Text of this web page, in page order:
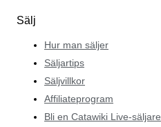
Sälj
Hur man säljer
Säljartips
Säljvillkor
Affiliateprogram
Bli en Catawiki Live-säljare